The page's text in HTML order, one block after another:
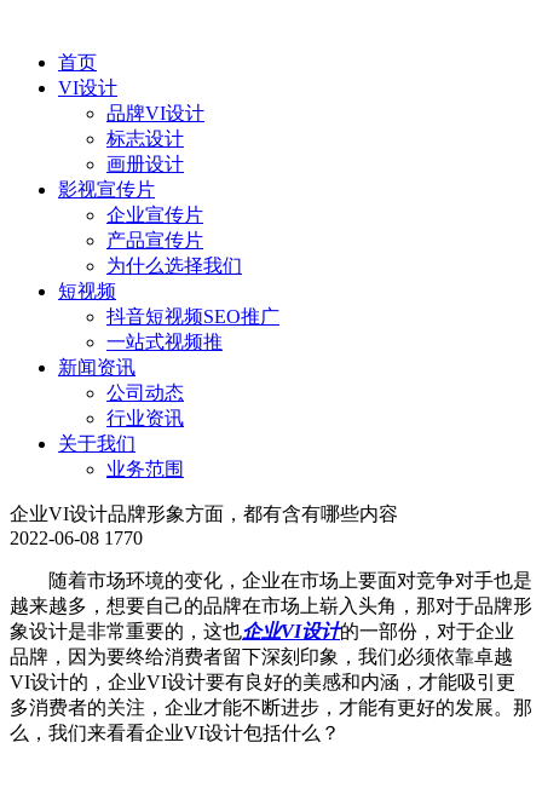
首页
VI设计
品牌VI设计
标志设计
画册设计
影视宣传片
企业宣传片
产品宣传片
为什么选择我们
短视频
抖音短视频SEO推广
一站式视频推
新闻资讯
公司动态
行业资讯
关于我们
业务范围
企业VI设计品牌形象方面，都有含有哪些内容
2022-06-08 1770
随着市场环境的变化，企业在市场上要面对竞争对手也是
越来越多，想要自己的品牌在市场上崭入头角，那对于品牌形
象设计是非常重要的，这也企业VI设计的一部份，对于企业
品牌，因为要终给消费者留下深刻印象，我们必须依靠卓越
VI设计的，企业VI设计要有良好的美感和内涵，才能吸引更
多消费者的关注，企业才能不断进步，才能有更好的发展。那
么，我们来看看企业VI设计包括什么？